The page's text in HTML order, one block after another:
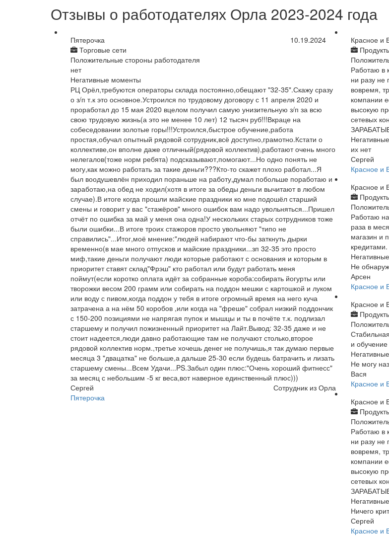
Отзывы о работодателях Орла 2023-2024 года
Пятерочка
Торговые сети
10.19.2024
Положительные стороны работодателя
нет
Негативные моменты
РЦ Орёл,требуются операторы склада постоянно,обещают "32-35".Скажу сразу
о з/п т.к это основное.Устроился по трудовому договору с 11 апреля 2020 и
проработал до 15 мая 2020 вцелом получил самую унизительную з/п за всю
свою трудовую жизнь(а это не менее 10 лет) 12 тысяч руб!!!Вкраце на
собеседовании золотые горы!!!Устроился,быстрое обучение,работа
простая,обучал опытный рядовой сотрудник,всё доступно,грамотно.Кстати о
коллективе,он вполне даже отличный(рядовой коллектив),работают очень много
нелегалов(тоже норм ребята) подсказывают,помогают...Но одно понять не
могу,как можно работать за такие деньги???Кто-то скажет плохо работал...Я
был воодушевлён приходил пораньше на работу,думал побольше поработаю и
заработаю,на обед не ходил(хотя в итоге за обеды деньги вычитают в любом
случае).В итоге когда прошли майские праздники ко мне подошёл старший
смены и говорит у вас "стажёров" много ошибок вам надо увольняться...Пришел
отчёт по ошибка за май у меня она одна!У нескольких старых сотрудников тоже
были ошибки...В итоге троих стажоров просто увольняют "типо не
справились"...Итог,моё мнение:"людей набирают что-бы заткнуть дырки
временно(в мае много отпусков и майские праздники...зп 32-35 это просто
миф,такие деньги получают люди которые работают с основания и которым в
приоритет ставят склад"Фрэш" кто работал или будут работать меня
поймут(если коротко оплата идёт за собранные короба:собирать йогурты или
творожки весом 200 грамм или собирать на поддон мешки с картошкой и луком
или воду с пивом,когда поддон у тебя в итоге огромный время на него куча
затрачена а на нём 50 коробов ,или когда на "фреше" собрал низкий поддончик
с 150-200 позициями не напрягая пупок и мышцы и ты в почёте т.к. подлизал
старшему и получил пожизненный приоритет на Лайт.Вывод: 32-35 даже и не
стоит надеется,люди давно работающие там не получают столько,второе
рядовой коллектив норм.,третье хочешь денег не получишь,я так думаю первые
месяца 3 "двацатка" не больше,а дальше 25-30 если будешь батрачить и лизать
старшему смены...Всем Удачи...PS.Забыл один плюс:"Очень хороший фитнесс"
за месяц с небольшим -5 кг веса,вот наверное единственный плюс)))
Сергей
Сотрудник из Орла
Пятерочка
Красное и
Работаю в
ни разу не
вовремя,
компании
высокую
сетевых
их нет
Сергей
Красное и
Красное и
Работаю
раза в
магазин и
Не
Арсен
Красное и
Красное и
и
Не могу
Вася
Красное и
Красное и
Работаю в
ни разу не
вовремя,
компании
высокую
сетевых
Ничего
Сергей
Красное и